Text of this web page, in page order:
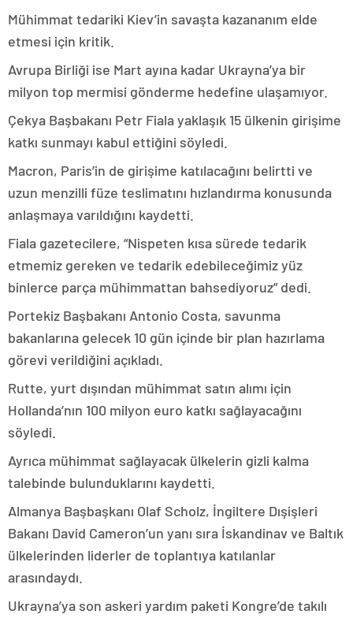
Mühimmat tedariki Kiev’in savaşta kazananım elde
etmesi için kritik.
Avrupa Birliği ise Mart ayına kadar Ukrayna’ya bir
milyon top mermisi gönderme hedefine ulaşamıyor.
Çekya Başbakanı Petr Fiala yaklaşık 15 ülkenin girişime
katkı sunmayı kabul ettiğini söyledi.
Macron, Paris’in de girişime katılacağını belirtti ve
uzun menzilli füze teslimatını hızlandırma konusunda
anlaşmaya varıldığını kaydetti.
Fiala gazetecilere, “Nispeten kısa sürede tedarik
etmemiz gereken ve tedarik edebileceğimiz yüz
binlerce parça mühimmattan bahsediyoruz” dedi.
Portekiz Başbakanı Antonio Costa, savunma
bakanlarına gelecek 10 gün içinde bir plan hazırlama
görevi verildiğini açıkladı.
Rutte, yurt dışından mühimmat satın alımı için
Hollanda’nın 100 milyon euro katkı sağlayacağını
söyledi.
Ayrıca mühimmat sağlayacak ülkelerin gizli kalma
talebinde bulunduklarını kaydetti.
Almanya Başbaşkanı Olaf Scholz, İngiltere Dışişleri
Bakanı David Cameron’un yanı sıra İskandinav ve Baltık
ülkelerinden liderler de toplantıya katılanlar
arasındaydı.
Ukrayna’ya son askeri yardım paketi Kongre’de takılı